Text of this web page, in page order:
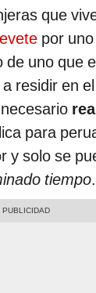
que
por
de uno que
residir en
para
y solo se
tiempo.